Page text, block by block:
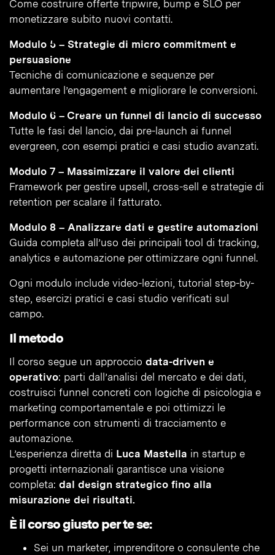
Come costruire offerte tripwire, bump e SLO per
monetizzare subito nuovi contatti.
Modulo 5 – Strategie di micro commitment e
persuasione
Tecniche di comunicazione e sequenze per
aumentare l’engagement e migliorare le conversioni.
Modulo 6 – Creare un funnel di lancio di successo
Tutte le fasi del lancio, dai pre-launch ai funnel
evergreen, con esempi pratici e casi studio avanzati.
Modulo 7 – Massimizzare il valore dei clienti
Framework per gestire upsell, cross-sell e strategie di
retention per scalare il fatturato.
Modulo 8 – Analizzare dati e gestire automazioni
Guida completa all’uso dei principali tool di tracking,
analytics e automazione per ottimizzare ogni funnel.
Ogni modulo include video-lezioni, tutorial step-by-
step, esercizi pratici e casi studio verificati sul
campo.
Il metodo
Il corso segue un approccio data-driven e
operativo: parti dall’analisi del mercato e dei dati,
costruisci funnel concreti con logiche di psicologia e
marketing comportamentale e poi ottimizzi le
performance con strumenti di tracciamento e
automazione.
L’esperienza diretta di Luca Mastella in startup e
progetti internazionali garantisce una visione
completa: dal design strategico fino alla
misurazione dei risultati.
È il corso giusto per te se:
Sei un marketer, imprenditore o consulente che